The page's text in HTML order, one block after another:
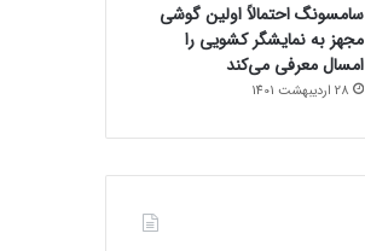
سامسونگ احتمالاً اولین گوشی
مجهز به نمایشگر کشویی را
امسال معرفی می‌کند
28 اردیبهشت 1401